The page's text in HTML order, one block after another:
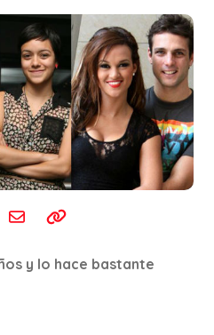
y lo hace bastante